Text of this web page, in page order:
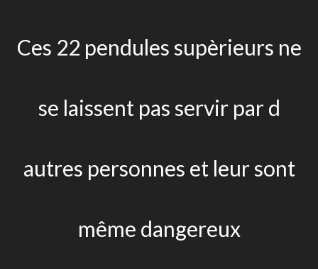
Ces 22 pendules supèrieurs ne
se laissent pas servir par d
autres personnes et leur sont
même dangereux